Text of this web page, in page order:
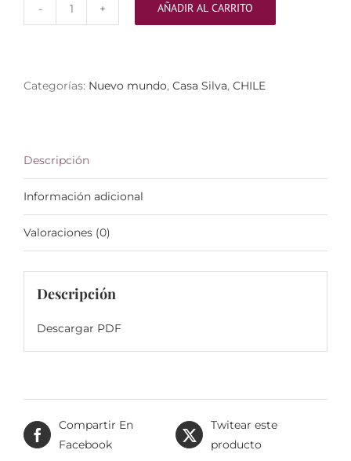
Colección
AÑADIR AL CARRITO
Categorías: Nuevo mundo, Casa Silva, CHILE
Descripción
Información adicional
Valoraciones (0)
Descripción
Descargar PDF
Compartir En
Facebook
Twitear este
producto